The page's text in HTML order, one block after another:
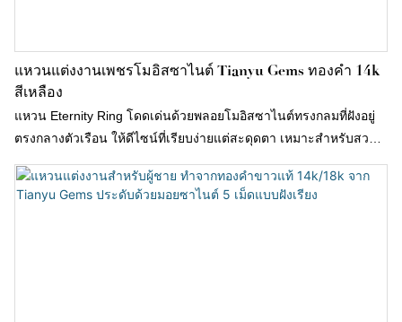
แหวนแต่งงานเพชรโมอิสซาไนต์ Tianyu Gems ทองคำ 14k
สีเหลือง
แหวน Eternity Ring โดดเด่นด้วยพลอยโมอิสซาไนต์ทรงกลมที่ฝังอยู่
ตรงกลางตัวเรือน ให้ดีไซน์ที่เรียบง่ายแต่สะดุดตา เหมาะสำหรับสวม
ใส่ในชีวิตประจำวัน ออกเดท หรือโอกาสพิเศษต่างๆ